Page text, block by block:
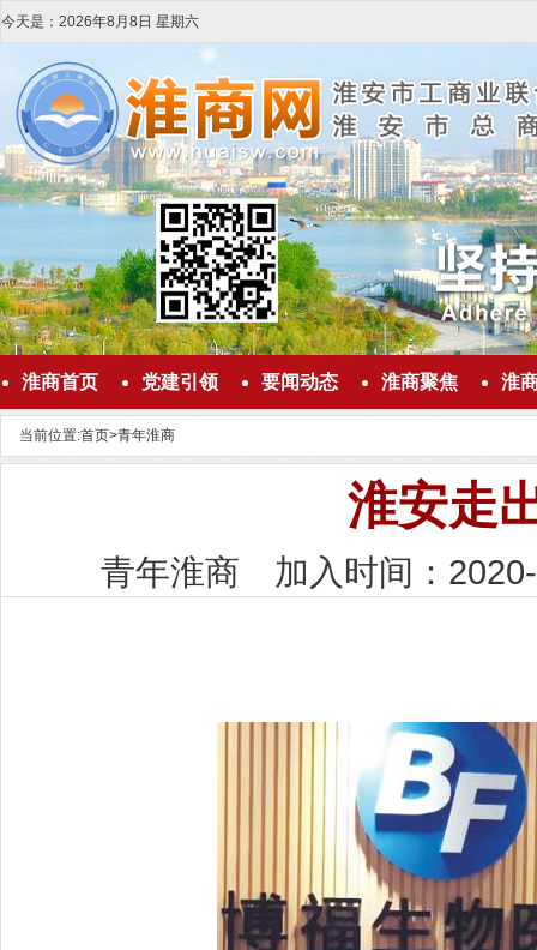
今天是： 2026年8 月 8 日 星期六
淮商首页 党建引领 要闻动态 淮商聚焦 淮
当前位置:首页>青年淮商
淮安走
青年淮商 加入时间：